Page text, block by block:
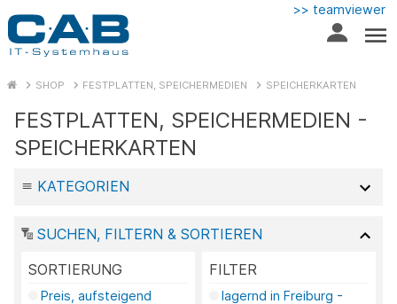
>> teamviewer
SHOP FESTPLATTEN, SPEICHERMEDIEN SPEICHERKARTEN
FESTPLATTEN, SPEICHERMEDIEN -
SPEICHERKARTEN
KATEGORIEN
SUCHEN, FILTERN & SORTIEREN
SORTIERUNG
Preis, aufsteigend
FILTER
lagernd in Freiburg -